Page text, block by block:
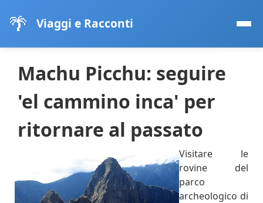
🌴 Viaggi e Racconti
Machu Picchu: seguire
'el cammino inca' per
ritornare al passato
Visitare le
rovine del
parco
archeologico di